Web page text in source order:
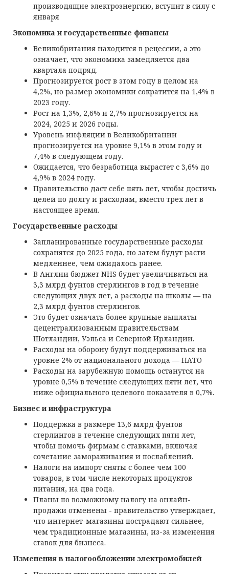
производящие электроэнергию, вступит в силу с
января
Экономика и государственные финансы
Великобритания находится в рецессии, а это
означает, что экономика замедляется два
квартала подряд.
Прогнозируется рост в этом году в целом на
4,2%, но размер экономики сократится на 1,4% в
2023 году.
Рост на 1,3%, 2,6% и 2,7% прогнозируется на
2024, 2025 и 2026 годы.
Уровень инфляции в Великобритании
прогнозируется на уровне 9,1% в этом году и
7,4% в следующем году.
Ожидается, что безработица вырастет с 3,6% до
4,9% в 2024 году.
Правительство даст себе пять лет, чтобы достичь
целей по долгу и расходам, вместо трех лет в
настоящее время.
Государственные расходы
Запланированные государственные расходы
сохранятся до 2025 года, но затем будут расти
медленнее, чем ожидалось ранее.
В Англии бюджет NHS будет увеличиваться на
3,3 млрд фунтов стерлингов в год в течение
следующих двух лет, а расходы на школы — на
2,3 млрд фунтов стерлингов.
Это будет означать более крупные выплаты
децентрализованным правительствам
Шотландии, Уэльса и Северной Ирландии.
Расходы на оборону будут поддерживаться на
уровне 2% от национального дохода — НАТО
Расходы на зарубежную помощь останутся на
уровне 0,5% в течение следующих пяти лет, что
ниже официального целевого показателя в 0,7%.
Бизнес и инфраструктура
Поддержка в размере 13,6 млрд фунтов
стерлингов в течение следующих пяти лет,
чтобы помочь фирмам с ставками, включая
сочетание замораживания и послаблений.
Налоги на импорт сняты с более чем 100
товаров, в том числе некоторых продуктов
питания, на два года.
Планы по возможному налогу на онлайн-
продажи отменены - правительство утверждает,
что интернет-магазины пострадают сильнее,
чем традиционные магазины, из-за изменения
ставок для бизнеса.
Изменения в налогообложении электромобилей